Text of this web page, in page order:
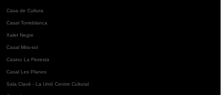
Casa de Cultura
Casal Torreblanca
Xalet Negre
Casal Mira-sol
Casino La Floresta
Casal Les Planes
Sala Clavé - La Unió Centre Cultural